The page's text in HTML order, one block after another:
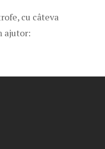
cu câteva
ajutor: